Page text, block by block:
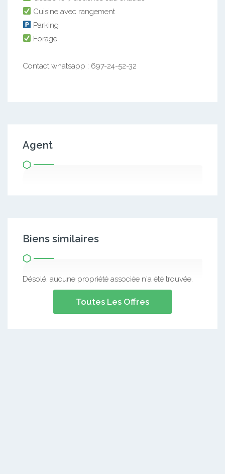
Cuisine avec rangement
Parking
Forage
Contact whatsapp : 697-24-52-32
Agent
Biens similaires
Désolé, aucune propriété associée n'a été trouvée.
Toutes Les Offres